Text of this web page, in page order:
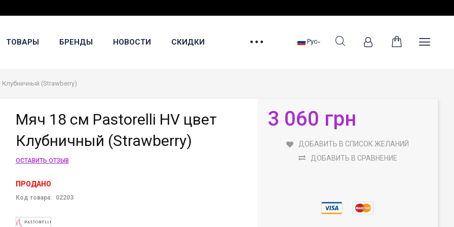
ТОВАРЫ БРЕНДЫ НОВОСТИ СКИДКИ Рус
(Strawberry)
Мяч 18 см Pastorelli HV цвет
Клубничный (Strawberry)
ОСТАВИТЬ ОТЗЫВ
ПРОДАНО
Код товара: 02203
3 060 грн
ДОБАВИТЬ В СПИСОК ЖЕЛАНИЙ
ДОБАВИТЬ В СРАВНЕНИЕ